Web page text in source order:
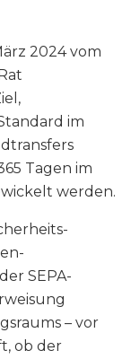
2024 vom
im
Tagen im
werden.
SEPA-
– vor
ob der